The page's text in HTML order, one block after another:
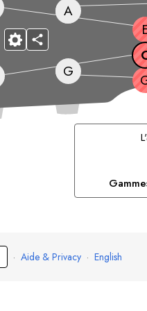
G
A
· Aide & Privacy · English